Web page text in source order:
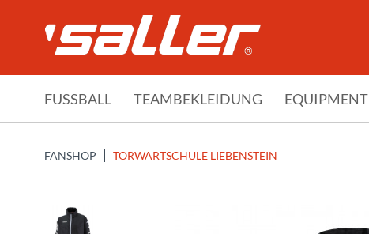
FUSSBALL TEAMBEKLEIDUNG EQUIPMENT
FANSHOP TORWARTSCHULE LIEBENSTEIN